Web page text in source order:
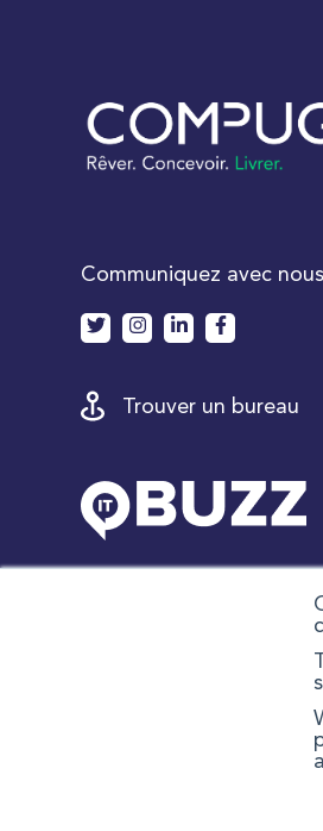
Communiquez avec nous
Trouver un bureau